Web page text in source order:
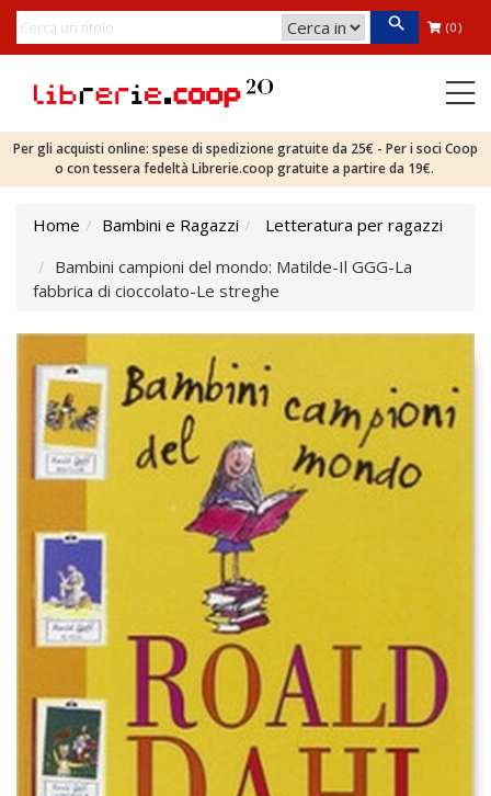
(0)
Per gli acquisti online: spese di spedizione gratuite da 25€ - Per i soci Coop
o con tessera fedeltà Librerie.coop gratuite a partire da 19€.
Home Bambini e Ragazzi
Letteratura per ragazzi
Bambini campioni del mondo: Matilde-Il GGG-La
fabbrica di cioccolato-Le streghe